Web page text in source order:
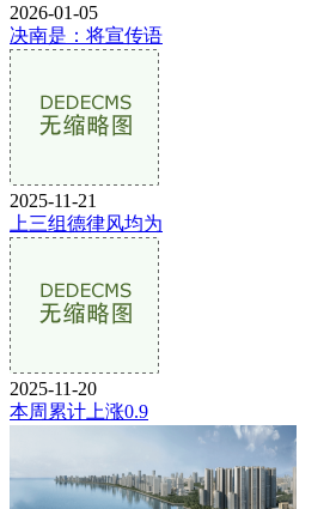
2026-01-05
决南是：将宣传语
2025-11-21
上三组德律风均为
2025-11-20
本周累计上涨0.9